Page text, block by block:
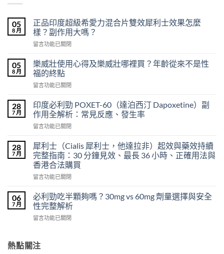
05
8 月
正品印度超級希愛力混合片雙效犀利士效果怎麼
樣？副作用大嗎？
在
品
印
度
超
希
愛
力
混
片
雙
效
犀
利
效
果
怎
麼
作
留言功能已關閉
05
8 月
樂威壯使用心得及樂威壯哪裡買？年齡從來不是性
福的終點
在
威
壯
使
用
得
及
樂
威
壯
裡
買？
年
齡
不
留言功能已關閉
28
7 月
印度必利勁 POXET-60（達泊西汀 Dapoxetine）副
作用全解析：常見反應、發生率
在
度
必
利
勁
POXET-
泊
西
汀
Dapoxetine）
用
留言功能已關閉
28
7 月
犀利士（Cialis 犀利士，他達拉非）起效與藥效持續
完整指南：30 分鐘見效、最長 36 小時、正確用法與
香港合法購買
在
利
士
（Cialis
犀
他
留言功能已關閉
06
7 月
必利勁吃半顆夠嗎？30mg vs 60mg 劑量選擇與安全
性完整解析
在
勁
吃
留言功能已關閉
熱點關注